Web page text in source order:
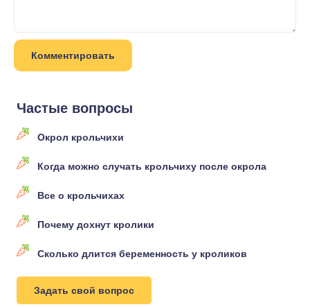
Частые вопросы
Окрол крольчихи
Когда можно случать крольчиху после окрола
Все о крольчихах
Почему дохнут кролики
Сколько длится беременность у кроликов
Задать свой вопрос